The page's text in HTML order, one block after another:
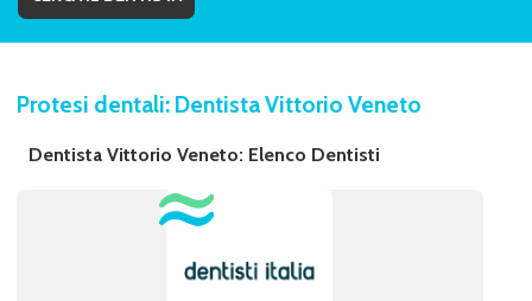
Protesi dentali: Dentista Vittorio Veneto
Dentista Vittorio Veneto: Elenco Dentisti